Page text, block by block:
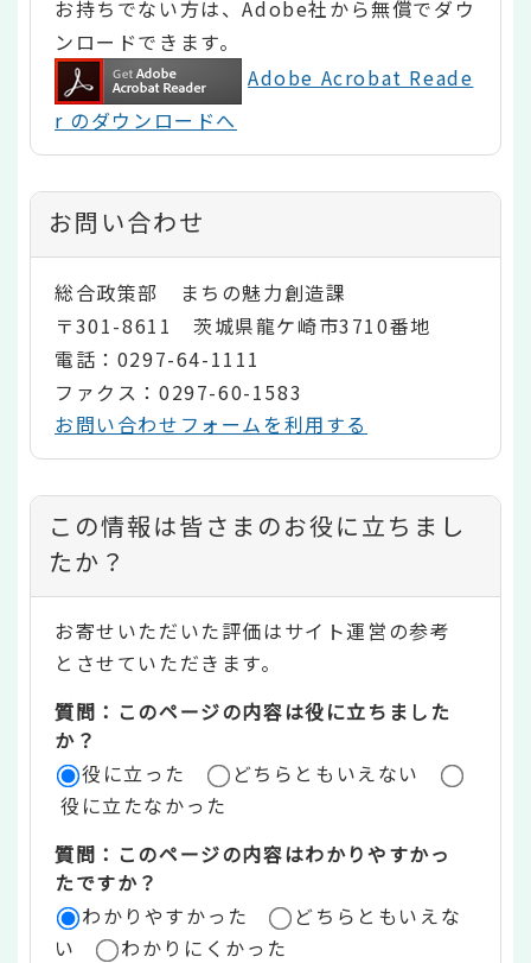
お持ちでない方は、Adobe社から無償でダウ
ンロードできます。
Adobe Acrobat Reade
r のダウンロードへ
お問い合わせ
総合政策部 まちの魅力創造課
〒301-8611 茨城県龍ケ崎市3710番地
電話：0297-64-1111
ファクス：0297-60-1583
お問い合わせフォームを利用する
コ
ン
テ
ン
ツ
評
価
リ
ア
この情報は皆さまのお役に立ちまし
たか？
お寄せいただいた評価はサイト運営の参考
とさせていただきます。
質問：このページの内容は役に立ちました
か？
役に立った
どちらともいえない
役に立たなかった
質問：このページの内容はわかりやすかっ
たですか？
わかりやすかった
どちらともいえな
い
わかりにくかった